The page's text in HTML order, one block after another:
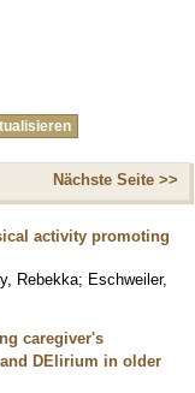
Nächste Seite >>
activity promoting
Rebekka; Eschweiler,
caregiver's
DElirium in older